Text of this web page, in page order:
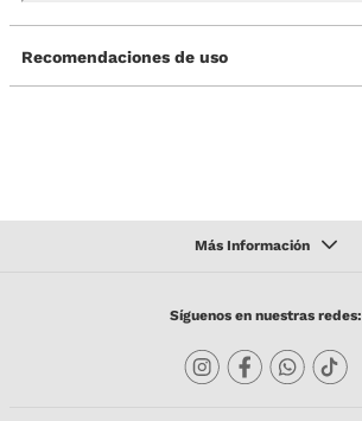
Recomendaciones de uso
Síguenos en nuestras redes: